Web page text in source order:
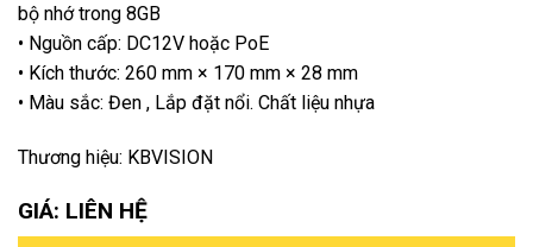
bộ nhớ trong 8GB
• Nguồn cấp: DC12V hoặc PoE
• Kích thước: 260 mm × 170 mm × 28 mm
• Màu sắc: Đen , Lắp đặt nổi. Chất liệu nhựa
Thương hiệu: KBVISION
GIÁ: LIÊN HỆ